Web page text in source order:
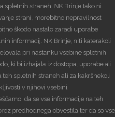
spletnih straneh. NK Brinje tako ni
strani, morebitno nepravilnost
škodo nastalo zaradi uporabe
informacij. NK Brinje, niti katerakoli
pri nastanku vsebine spletnih
ki bi izhajala iz dostopa, uporabe ali
spletnih straneh ali za kakršnekoli
v njihovi vsebini.
da se vse informacije na teh
predhodnega obvestila ter da so vse